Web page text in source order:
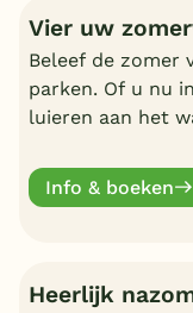
Vier uw
Beleef de zomer
parken. Of u nu
luieren aan het
fijn Landal park.
Info & boeken
Heerlijk